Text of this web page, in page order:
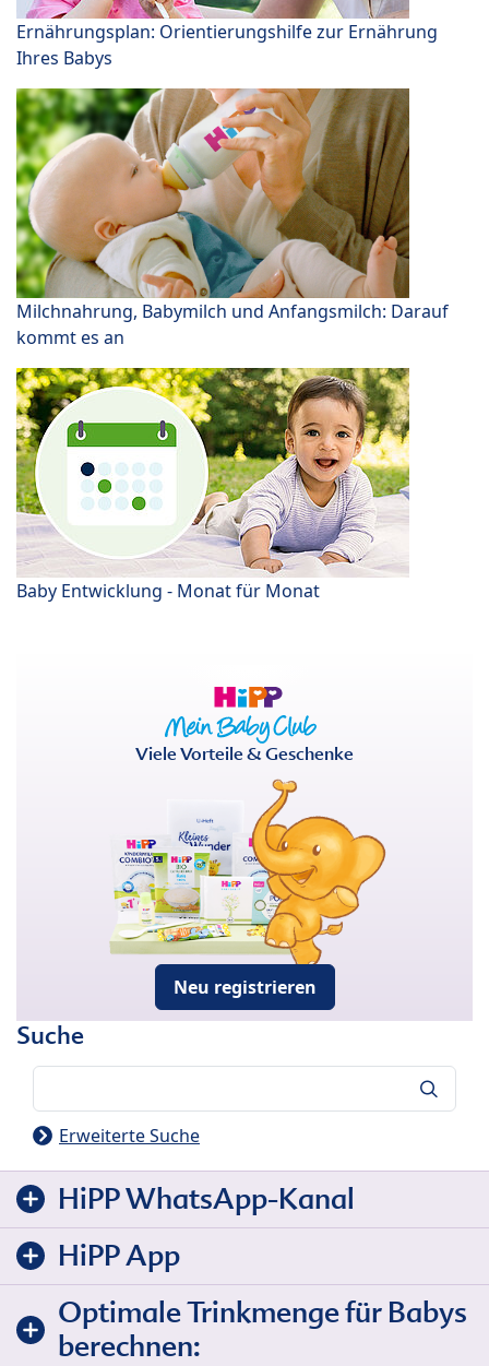
Ernährungsplan: Orientierungshilfe zur Ernährung
Ihres Babys
Milchnahrung, Babymilch und Anfangsmilch: Darauf
kommt es an
Baby Entwicklung - Monat für Monat
Viele Vorteile & Geschenke
Neu registrieren
Suche
Erweiterte Suche
HiPP WhatsApp-Kanal
HiPP App
Optimale Trinkmenge für Babys
berechnen: